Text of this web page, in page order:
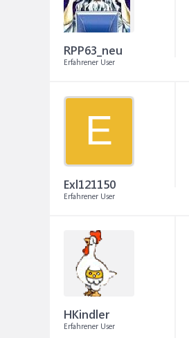
RPP63_neu
Erfahrener User
E
Exl121150
Erfahrener User
HKindler
Erfahrener User